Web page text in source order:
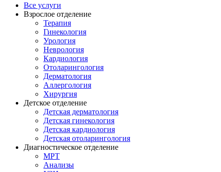
Все услуги
Взрослое отделение
Терапия
Гинекология
Урология
Неврология
Кардиология
Отоларингология
Дерматология
Аллергология
Хирургия
Детское отделение
Детская дерматология
Детская гинекология
Детская кардиология
Детская отоларингология
Диагностическое отделение
МРТ
Анализы